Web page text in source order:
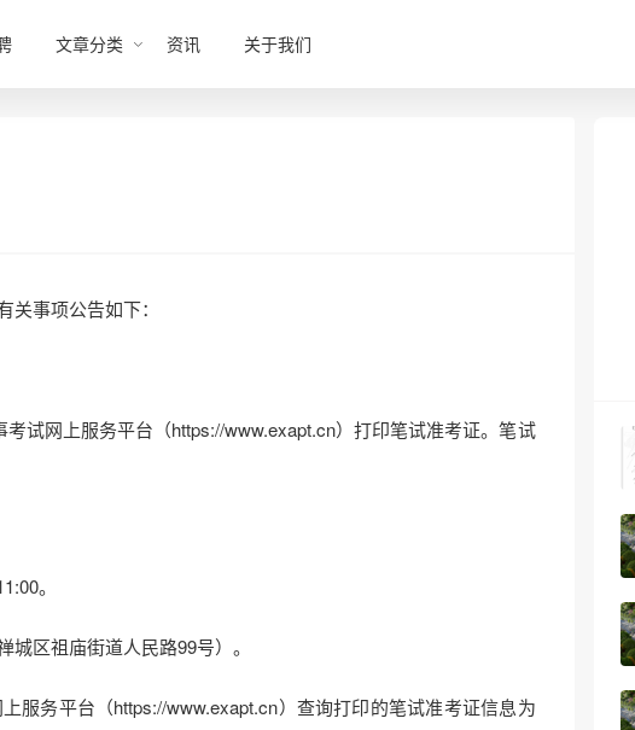
文章分类 资讯 关于我们
事项公告如下：
试网上服务平台（https://www.exapt.cn）打印笔试准考证。笔试
。
区祖庙街道人民路99号）。
务平台（https://www.exapt.cn）查询打印的笔试准考证信息为